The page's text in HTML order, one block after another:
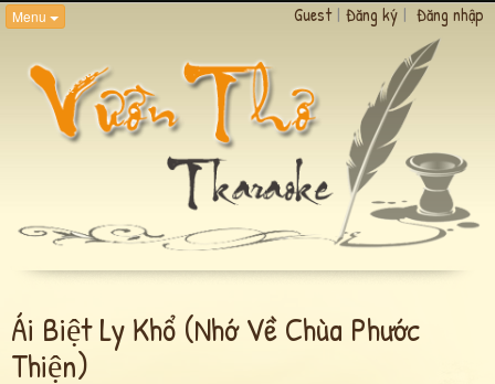
Menu Guest | Đăng ký | Đăng nhập
Ái Biệt Ly Khổ (nhớ Về Chùa Phước
Thiện)